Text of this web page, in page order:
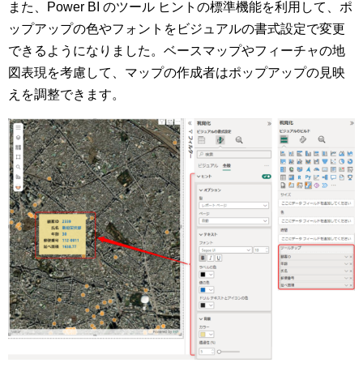
また、Power BI のツール ヒントの標準機能を利用して、ポ
ップアップの色やフォントをビジュアルの書式設定で変更
できるようになりました。ベースマップやフィーチャの地
図表現を考慮して、マップの作成者はポップアップの見映
えを調整できます。